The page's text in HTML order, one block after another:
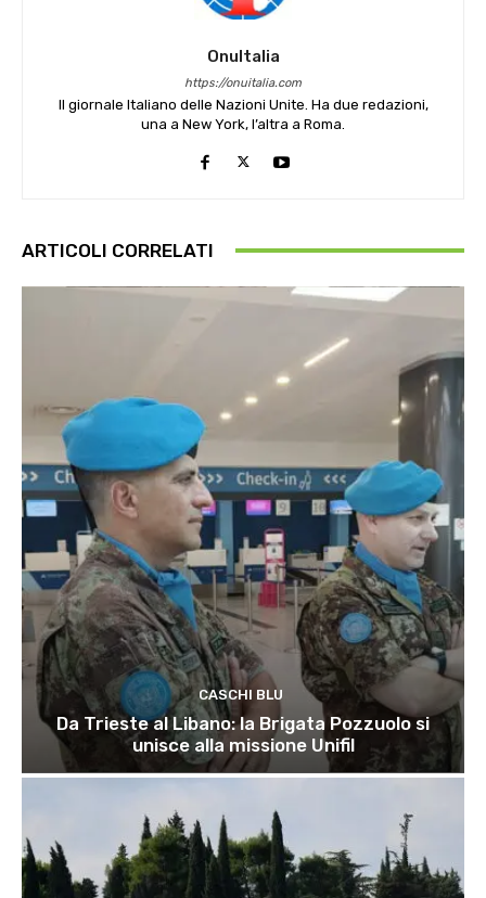
OnuItalia
https://onuitalia.com
Il giornale Italiano delle Nazioni Unite. Ha due redazioni,
una a New York, l’altra a Roma.
ARTICOLI CORRELATI
CASCHI BLU
Da Trieste al Libano: la Brigata Pozzuolo si
unisce alla missione Unifil